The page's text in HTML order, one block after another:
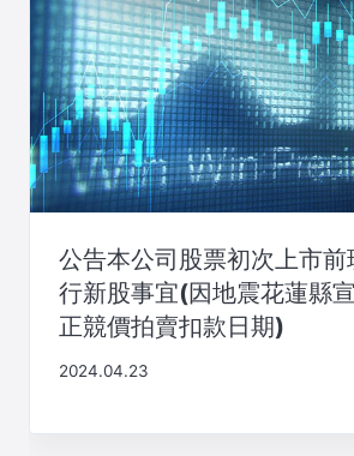
公告本公司股票初次上市前
行新股事宜(因地震花蓮縣
正競價拍賣扣款日期)
2024.04.23